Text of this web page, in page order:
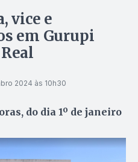
vice e
em Gurupi
2024 às 10h30
do dia 1º de janeiro